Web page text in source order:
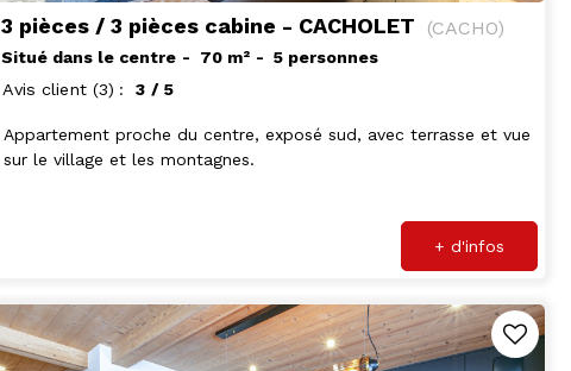
3 pièces / 3 pièces cabine - CACHOLET (CACHO)
Situé dans le centre 70 m²
5 personnes
Avis client (3) 3 / 5
Appartement proche du centre, exposé sud, avec terrasse et vue
sur le village et les montagnes.
+ d'infos